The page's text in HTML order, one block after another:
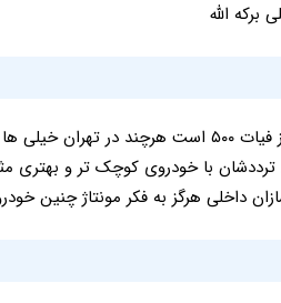
برکه الله
محبوبیت مینی ماینر بیشتر از فیات ۵۰۰ است
با خودروی کوچک تر و بهتری
داخلی هرگز به فکر مونتاژ چنین